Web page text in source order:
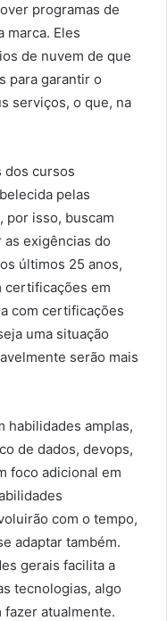
programas de
marca. Eles
de nuvem de que
para garantir o
serviços, o que, na
dos cursos
pelas
por isso, buscam
exigências do
últimos 25 anos,
certificações em
com certificações
uma situação
serão mais
habilidades amplas,
de dados, devops,
foco adicional em
com o tempo,
adaptar também.
gerais facilita a
tecnologias, algo
atualmente.